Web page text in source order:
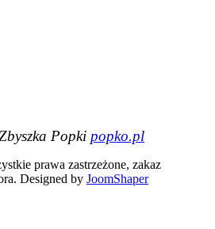
Popki popko.pl
prawa zastrzeżone, zakaz
Designed by JoomShaper